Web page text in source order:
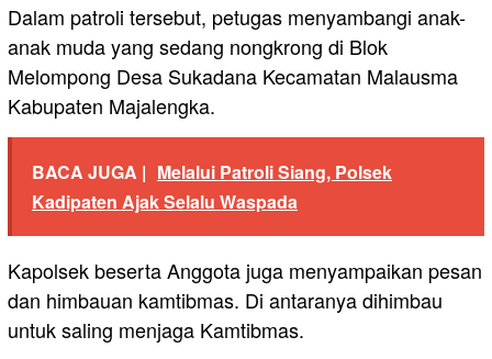
Dalam patroli tersebut, petugas menyambangi anak-
anak muda yang sedang nongkrong di Blok
Melompong Desa Sukadana Kecamatan Malausma
Kabupaten Majalengka.
BACA JUGA | Melalui Patroli Siang, Polsek
Kadipaten Ajak Selalu Waspada
Kapolsek beserta Anggota juga menyampaikan pesan
dan himbauan kamtibmas. Di antaranya dihimbau
untuk saling menjaga Kamtibmas.